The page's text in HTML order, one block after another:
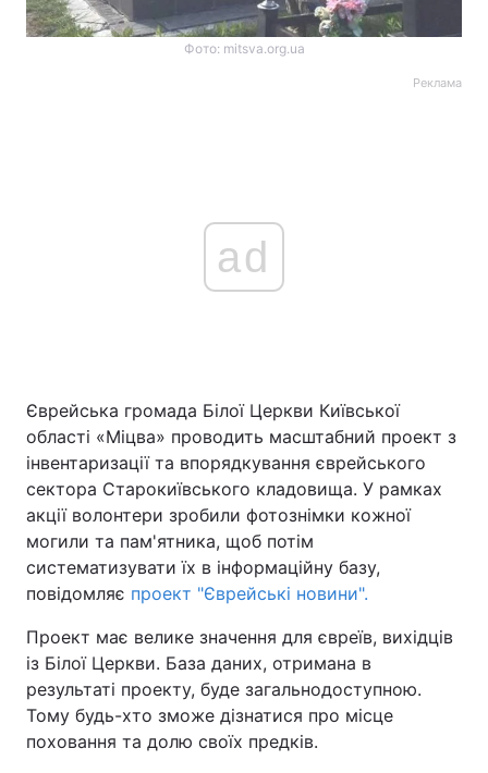
Головна Війна
Україна Політика
Економіка Світ
Спорт Наука
Техно і зв'язок Лайт
Зброя Інциденти
Фото: mitsva.org.ua
Реклама
ad
Єврейська громада Білої Церкви Київської
області «Міцва» проводить масштабний проект з
інвентаризації та впорядкування єврейського
сектора Старокиївського кладовища. У рамках
акції волонтери зробили фотознімки кожної
могили та пам'ятника, щоб потім
систематизувати їх в інформаційну базу,
повідомляє проект "Єврейські новини".
Проект має велике значення для євреїв, вихідців
із Білої Церкви. База даних, отримана в
результаті проекту, буде загальнодоступною.
Тому будь-хто зможе дізнатися про місце
поховання та долю своїх предків.